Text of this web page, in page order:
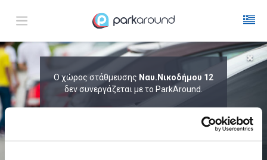
Ο χώρος στάθμευσης Ναυ.Νικοδήμου 12
δεν συνεργάζεται με το ParkAround.
ΑΠΟΤΕΛΕΣΜΑΤΑ ΓΙΑ:
ΑΦΙΞΗ Σαβ 08 Αυγ 12:15 ΔΙΑΡΚΕΙΑ